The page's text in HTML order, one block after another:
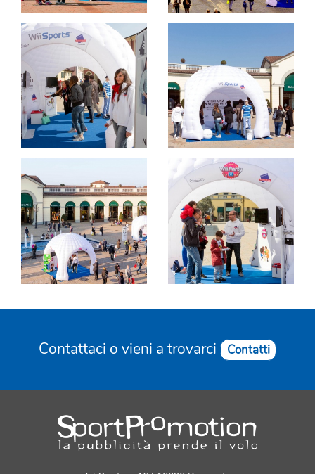
Contattaci o vieni a trovarci Contatti